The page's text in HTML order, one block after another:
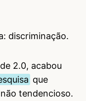
discriminação.
2.0, acabou
que
tendencioso.